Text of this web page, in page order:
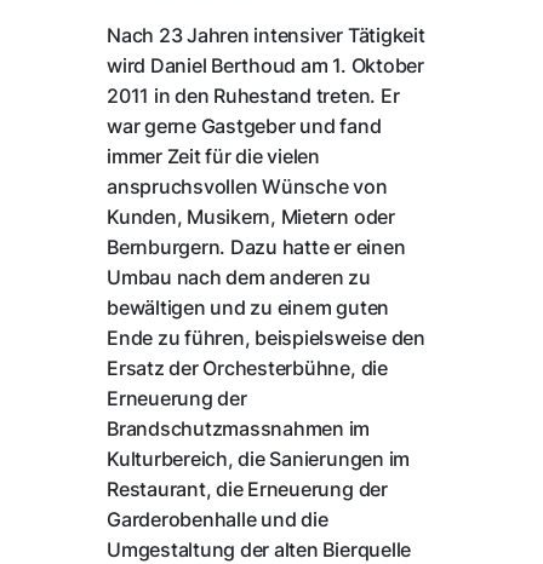
Nach 23 Jahren intensiver Tätigkeit
wird Daniel Berthoud am 1. Oktober
2011 in den Ruhestand treten. Er
war gerne Gastgeber und fand
immer Zeit für die vielen
anspruchsvollen Wünsche von
Kunden, Musikern, Mietern oder
Bernburgern. Dazu hatte er einen
Umbau nach dem anderen zu
bewältigen und zu einem guten
Ende zu führen, beispielsweise den
Ersatz der Orchesterbühne, die
Erneuerung der
Brandschutzmassnahmen im
Kulturbereich, die Sanierungen im
Restaurant, die Erneuerung der
Garderobenhalle und die
Umgestaltung der alten Bierquelle